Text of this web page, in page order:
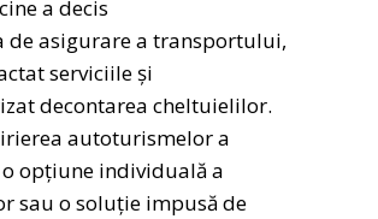
a decis
de asigurare a transportului,
serviciile și
decontarea cheltuielilor.
autoturismelor a
opțiune individuală a
sau o soluție impusă de